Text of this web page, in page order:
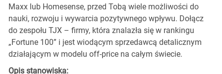
Maxx lub Homesense, przed Tobą wiele możliwości do
nauki, rozwoju i wywarcia pozytywnego wpływu. Dołącz
do zespołu TJX – firmy, która znalazła się w rankingu
„Fortune 100” i jest wiodącym sprzedawcą detalicznym
działającym w modelu off-price na całym świecie.
Opis stanowiska: